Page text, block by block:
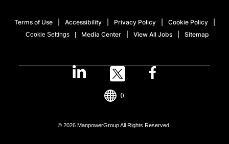
Terms of Use Accessibility Privacy Policy Cookie Policy
Cookie Settings Media Center View All Jobs Sitemap
© 2026 ManpowerGroup All Rights Reserved.
()